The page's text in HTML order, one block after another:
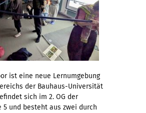
ist eine neue Lernumgebung
der Bauhaus-Universität
sich im 2. OG der
5 und besteht aus zwei durch